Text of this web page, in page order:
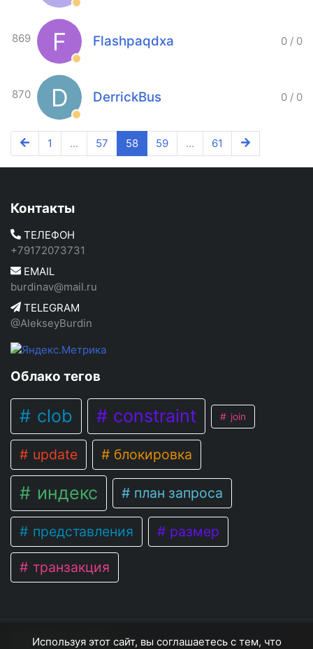
869 F Flashpaqdxa 0 / 0
870 D DerrickBus 0 / 0
1 ... 57 58 59 ... 61
Контакты
ТЕЛЕФОН
+79172073731
EMAIL
burdinav@mail.ru
TELEGRAM
@AlekseyBurdin
Облако тегов
clob constraint join
update блокировка
индекс план запроса
представления размер
транзакция
OracleNote © 2026
Используя этот сайт, вы соглашаетесь с тем, что